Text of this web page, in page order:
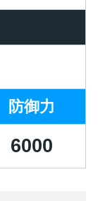
防御力
6000